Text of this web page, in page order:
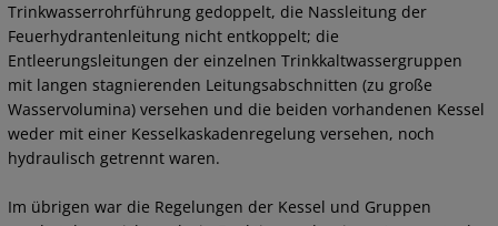
Trinkwasserrohrführung gedoppelt, die Nassleitung der
Feuerhydrantenleitung nicht entkoppelt; die
Entleerungsleitungen der einzelnen Trinkkaltwassergruppen
mit langen stagnierenden Leitungsabschnitten (zu große
Wasservolumina) versehen und die beiden vorhandenen Kessel
weder mit einer Kesselkaskadenregelung versehen, noch
hydraulisch getrennt waren.
Im übrigen war die Regelungen der Kessel und Gruppen